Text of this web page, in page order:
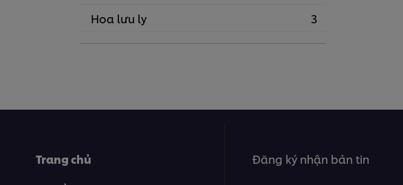
Hoa lưu ly
3
Trang chủ
Đăng ký nhận bản tin